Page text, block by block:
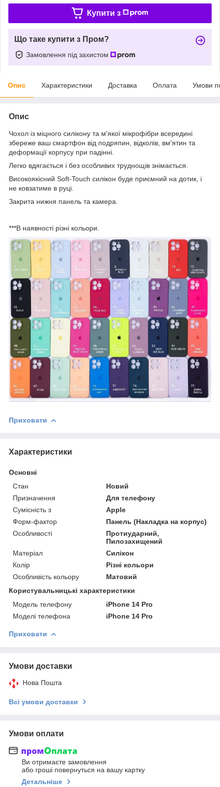
Купити з
Що таке купити з Пром?
Замовлення під захистом
Опис Характеристики Доставка Оплата Умови
Опис
Чохол із міцного силікону та м'якої мікрофібри всередині
збереже ваш смартфон від подряпин, відколів, вм'ятин та
деформації корпусу при падінні.
Легко вдягається і без особливих труднощів знімається.
Високоякісний Soft-Touch силікон буде приємний на дотик, і
не ковзатиме в руці.
Закрита нижня панель та камера.
***В наявності різні кольори.
Приховати
Характеристики
Основні
Стан
Новий
Призначення
Для телефону
Сумісність з
Apple
Форм-фактор
Панель (Накладка на корпус)
Особливості
Протиударний,
Пилозахищений
Матеріал
Силікон
Колір
Різні кольори
Особливість кольору
Матовий
Користувальницькі характеристики
Модель телефону
iPhone 14 Pro
Моделі телефона
iPhone 14 Pro
Приховати
Умови доставки
Нова Пошта
Всі умови доставки
Умови оплати
Ви отримаєте замовлення
або гроші повернуться на вашу картку
Детальніше